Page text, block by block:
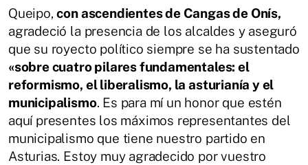
Queipo,con ascendientes de Cangas de Onís,
agradeció la presencia de los alcaldes y aseguró
que su royecto político siempre se ha sustentado
«sobre cuatro pilares fundamentales: el
reformismo, el liberalismo, la asturianía y el
municipalismo. Es para mí un honor que estén
aquí presentes los máximos representantes del
municipalismo que tiene nuestro partido en
Asturias. Estoy muy agradecido por vuestro